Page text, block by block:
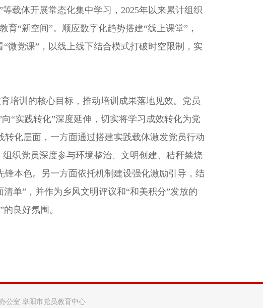
载体开展常态化集中学习，2025年以来累计组织
“新空间”。顺应数字化趋势搭建“线上课堂”，
微党课”，以线上线下结合模式打破时空限制，实
培训的核心目标，推动培训成果落地见效。党员
“实践转化”深度延伸，切实将学习成效转化为党
化层面，一方面通过搭建实践载体激发党员行动
织党员深度参与环境整治、文明创建、秸秆禁烧
本色。另一方面依托机制建设强化激励引导，结
单”，并作为乡风文明评议和“和美积分”发放的
良好氛围。
公室 阜阳市党员教育中心